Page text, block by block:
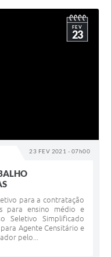
23 FEV 2021 - 07h00
FEV
23
para a contratação
para ensino médio e
Seletivo Simplificado
Agente Censitário e
pelo...